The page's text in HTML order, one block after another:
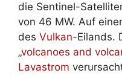
die Sentinel-
von 46 MW. Auf
des Vulkan-Eilands.
„volcanoes and
Lavastrom